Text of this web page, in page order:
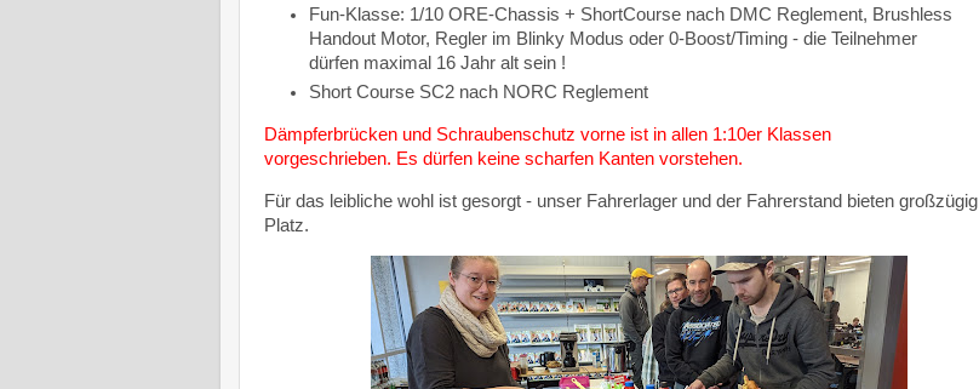
Fun-Klasse: 1/10 ORE-Chassis + ShortCourse nach DMC Reglement, Brushless
Handout Motor, Regler im Blinky Modus oder 0-Boost/Timing - die Teilnehmer
dürfen maximal 16 Jahr alt sein !
Short Course SC2 nach NORC Reglement
Dämpferbrücken und Schraubenschutz vorne ist in allen 1:10er Klassen
vorgeschrieben. Es dürfen keine scharfen Kanten vorstehen.
Für das leibliche wohl ist gesorgt - unser Fahrerlager und der Fahrerstand bieten großzügig
Platz.